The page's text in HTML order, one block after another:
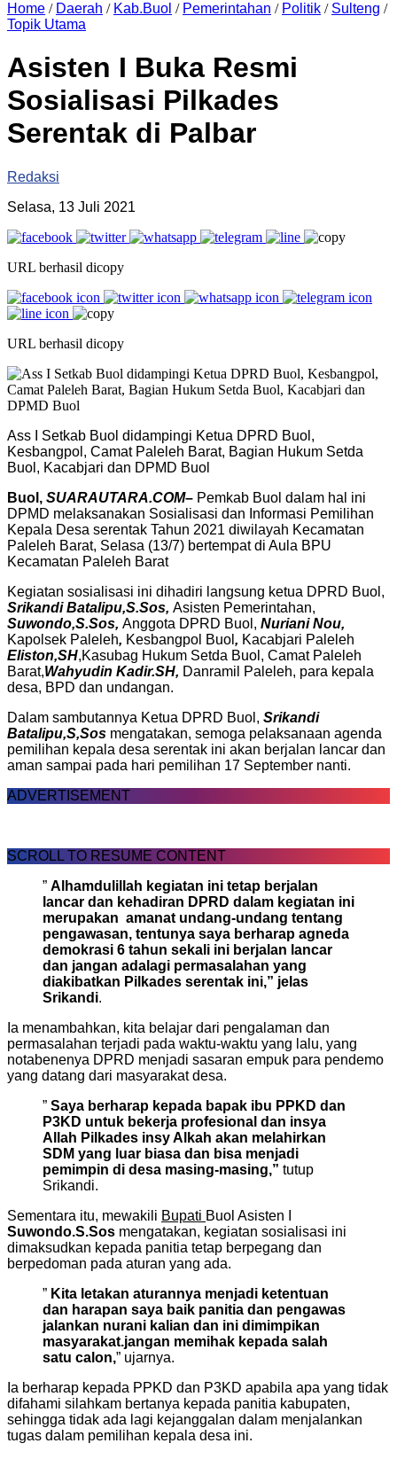
Home / Daerah / Kab.Buol / Pemerintahan / Politik / Sulteng /
Topik Utama
Asisten I Buka Resmi
Sosialisasi Pilkades
Serentak di Palbar
Redaksi
Selasa, 13 Juli 2021
URL berhasil dicopy
URL berhasil dicopy
Ass I Setkab Buol didampingi Ketua DPRD Buol,
Kesbangpol, Camat Paleleh Barat, Bagian Hukum Setda
Buol, Kacabjari dan DPMD Buol
Buol, SUARAUTARA.COM– Pemkab Buol dalam hal ini
DPMD melaksanakan Sosialisasi dan Informasi Pemilihan
Kepala Desa serentak Tahun 2021 diwilayah Kecamatan
Paleleh Barat, Selasa (13/7) bertempat di Aula BPU
Kecamatan Paleleh Barat
Kegiatan sosialisasi ini dihadiri langsung ketua DPRD Buol,
Srikandi Batalipu,S.Sos, Asisten Pemerintahan,
Suwondo,S.Sos, Anggota DPRD Buol, Nuriani Nou,
Kapolsek Paleleh, Kesbangpol Buol , Kacabjari Paleleh
Eliston,SH,Kasubag Hukum Setda Buol, Camat Paleleh
Barat,Wahyudin Kadir.SH, Danramil Paleleh, para kepala
desa, BPD dan undangan.
Dalam sambutannya Ketua DPRD Buol, Srikandi
Batalipu,S,Sos mengatakan, semoga pelaksanaan agenda
pemilihan kepala desa serentak ini akan berjalan lancar dan
aman sampai pada hari pemilihan 17 September nanti.
ADVERTISEMENT
SCROLL TO RESUME CONTENT
” Alhamdulillah kegiatan ini tetap berjalan
lancar dan kehadiran DPRD dalam kegiatan ini
merupakan amanat undang-undang tentang
pengawasan, tentunya saya berharap agneda
demokrasi 6 tahun sekali ini berjalan lancar
dan jangan adalagi permasalahan yang
diakibatkan Pilkades serentak ini,” jelas
Srikandi.
Ia menambahkan, kita belajar dari pengalaman dan
permasalahan terjadi pada waktu-waktu yang lalu, yang
notabenenya DPRD menjadi sasaran empuk para pendemo
yang datang dari masyarakat desa.
” Saya berharap kepada bapak ibu PPKD dan
P3KD untuk bekerja profesional dan insya
Allah Pilkades insy Alkah akan melahirkan
SDM yang luar biasa dan bisa menjadi
pemimpin di desa masing-masing,” tutup
Srikandi.
Sementara itu, mewakili Bupati Buol Asisten I
Suwondo.S.Sos mengatakan, kegiatan sosialisasi ini
dimaksudkan kepada panitia tetap berpegang dan
berpedoman pada aturan yang ada.
” Kita letakan aturannya menjadi ketentuan
dan harapan saya baik panitia dan pengawas
jalankan nurani kalian dan ini dimimpikan
masyarakat.jangan memihak kepada salah
satu calon,” ujarnya.
Ia berharap kepada PPKD dan P3KD apabila apa yang tidak
difahami silahkam bertanya kepada panitia kabupaten,
sehingga tidak ada lagi kejanggalan dalam menjalankan
tugas dalam pemilihan kepala desa ini.